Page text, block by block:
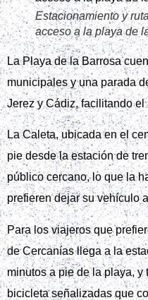
Estacionamiento y
acceso a la playa de
La Playa de la Barrosa
municipales y una parada
Jerez y Cádiz, facilitando
La Caleta, ubicada en el
pie desde la estación de
público cercano, lo que la
prefieren dejar su vehículo
Para los viajeros que
de Cercanías llega a la
minutos a pie de la playa,
bicicleta señalizadas que